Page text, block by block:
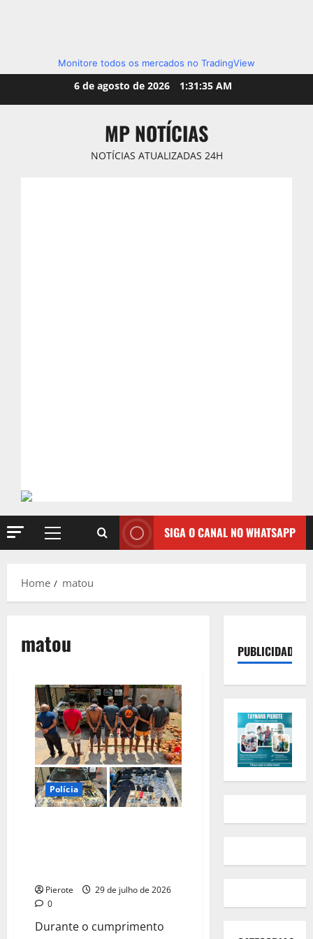
Monitore todos os mercados no TradingView
6 de agosto de 2026 1:31:36 AM
MP NOTÍCIAS
NOTÍCIAS ATUALIZADAS 24H
Primary
SIGA O CANAL NO WHATSAPP
Home matou
matou
Polícia
Pierote
29 de julho de 2026
0
Durante o cumprimento
PUBLICIDADE